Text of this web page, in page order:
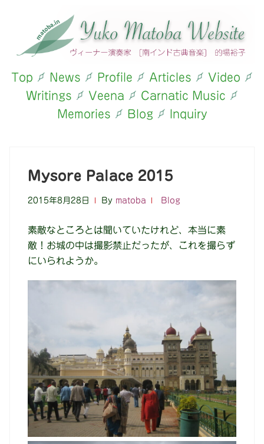
Top News Profile Articles
Video
Writings
Veena
Carnatic Music
Memories
Blog Inquiry
Mysore Palace 2015
2015年8月28日 By matoba Blog
素敵なところとは聞いていたけれど、本当に素
敵！お城の中は撮影禁止だったが、これを撮らず
にいられようか。